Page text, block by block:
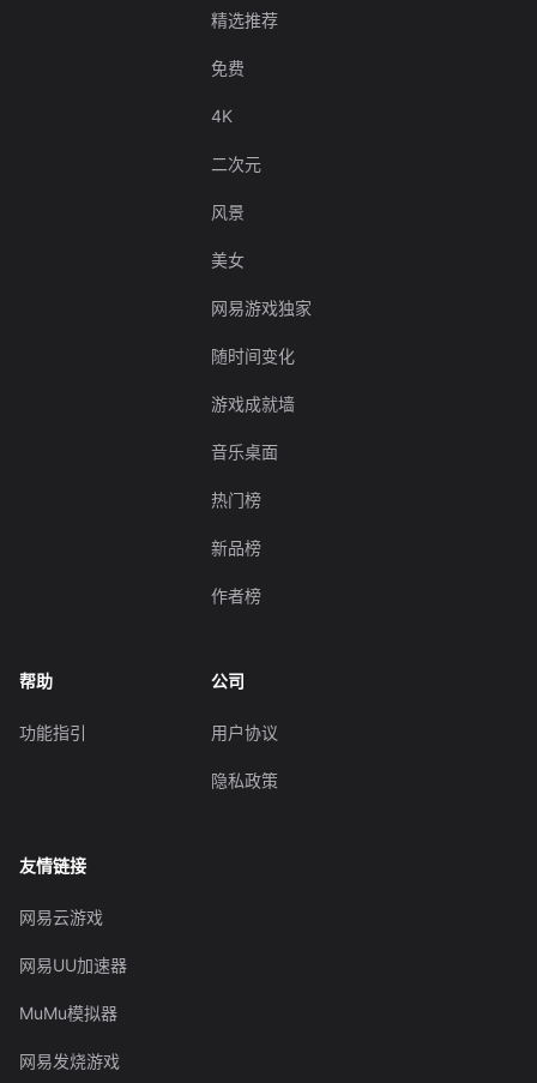
精选推荐
免费
4K
二次元
风景
美女
网易游戏独家
随时间变化
游戏成就墙
音乐桌面
热门榜
新品榜
作者榜
帮助
功能指引
公司
用户协议
隐私政策
友情链接
网易云游戏
网易UU加速器
MuMu模拟器
网易发烧游戏